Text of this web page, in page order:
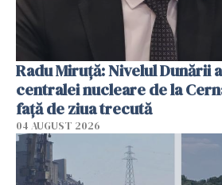
Radu Miruţă: Nivelul Dunării
centralei nucleare de la
faţă de ziua trecută
04 AUGUST 2026